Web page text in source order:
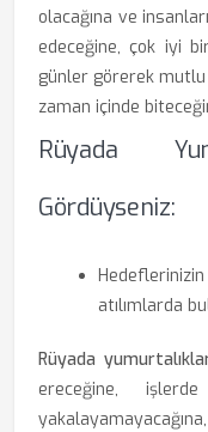
olacağına ve
edeceğine, çok iyi
günler görerek mutlu
zaman içinde
Rüyada
Gördüyseniz:
atılımlarda
Rüyada
ereceğine,